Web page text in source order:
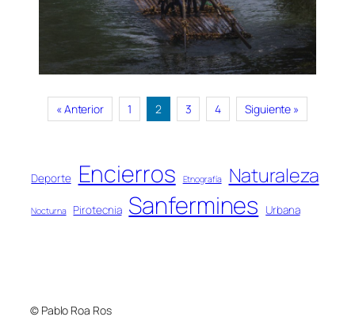
« Anterior 1 2 3 4 Siguiente »
Deporte Encierros Etnografía Naturaleza
Nocturna Pirotecnia Sanfermines Urbana
© Pablo Roa Ros